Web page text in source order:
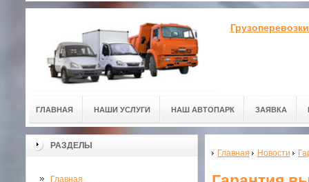
ГЛАВНАЯ НАШИ УСЛУГИ НАШ АВТОПАРК ЗАЯВКА
РАЗДЕЛЫ
Главная
Главная Новости